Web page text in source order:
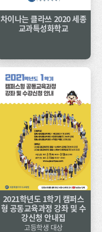
차이나는 클라쓰 2020 세종
교과특성화학교
2021학년도 1학기 캠퍼스
형 공동교육과정 강좌 및 수
강신청 안내집
고등학생 대상